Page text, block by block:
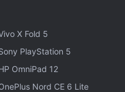
में पुराना या मौजूदा फोन देने
की मौजूदा कंडीशन और मॉडल
X Fold 5
PlayStation 5
OmniPad 12
Nord CE 6 Lite